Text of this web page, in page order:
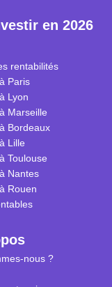
quelles
pour en
en 2026
rentabilités
Paris
Lyon
Marseille
Bordeaux
Lille
Toulouse
Nantes
Rouen
nous ?